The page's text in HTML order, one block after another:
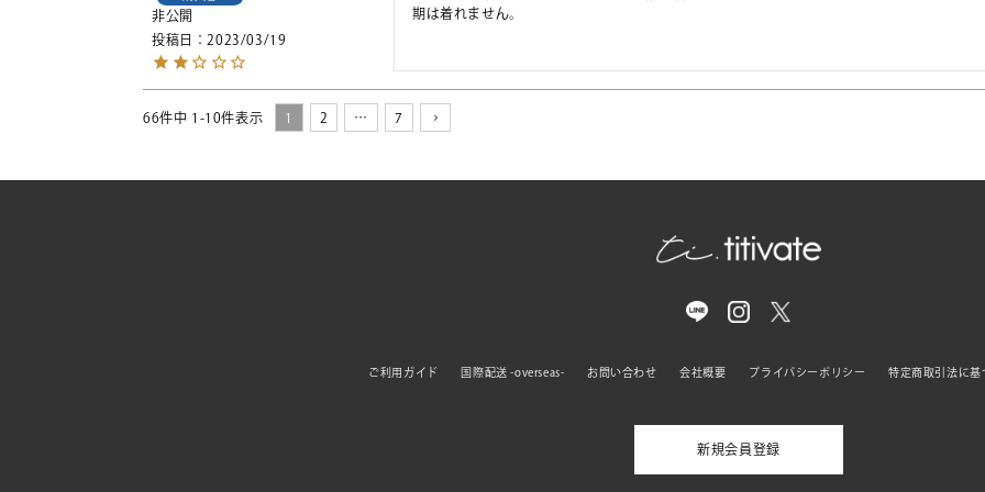
非公開
投稿日
2023/03/19
期は着れません。
66件中 1 -10件表示 1 2 … 7
ご利用ガイド 国際配送 -overseas- お問い合わせ 会社概要 プライバシーポリシー 特定商取引法に基
新規会員登録